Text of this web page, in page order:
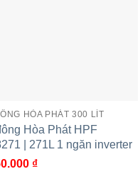
Hòa Phát AD8252 |
HÒA PHÁT 300 LÍT
Hòa Phát HPF
| 271L 1 ngăn inverter
₫